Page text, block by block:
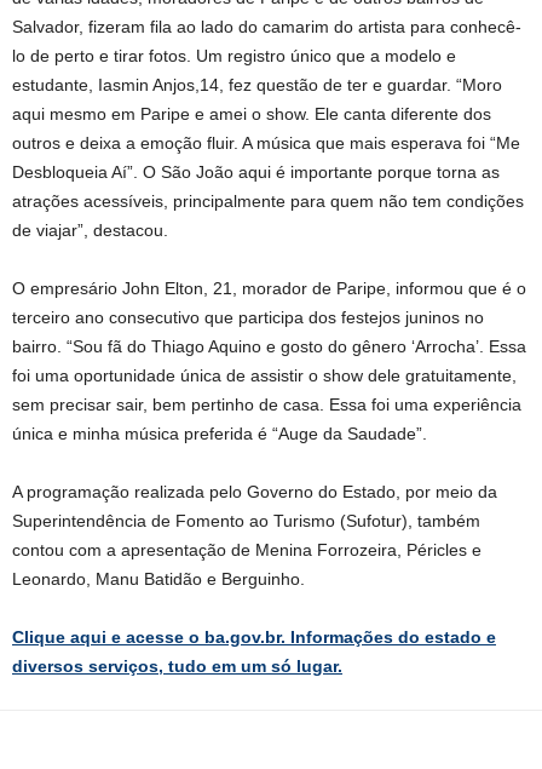
Salvador, fizeram fila ao lado do camarim do artista para conhecê-
lo de perto e tirar fotos. Um registro único que a modelo e
estudante, Iasmin Anjos,14, fez questão de ter e guardar. “Moro
aqui mesmo em Paripe e amei o show. Ele canta diferente dos
outros e deixa a emoção fluir. A música que mais esperava foi “Me
Desbloqueia Aí”. O São João aqui é importante porque torna as
atrações acessíveis, principalmente para quem não tem condições
de viajar”, destacou.
O empresário John Elton, 21, morador de Paripe, informou que é o
terceiro ano consecutivo que participa dos festejos juninos no
bairro. “Sou fã do Thiago Aquino e gosto do gênero ‘Arrocha’. Essa
foi uma oportunidade única de assistir o show dele gratuitamente,
sem precisar sair, bem pertinho de casa. Essa foi uma experiência
única e minha música preferida é “Auge da Saudade”.
A programação realizada pelo Governo do Estado, por meio da
Superintendência de Fomento ao Turismo (Sufotur), também
contou com a apresentação de Menina Forrozeira, Péricles e
Leonardo, Manu Batidão e Berguinho.
Clique aqui e acesse o ba.gov.br. Informações do estado e
diversos serviços, tudo em um só lugar.